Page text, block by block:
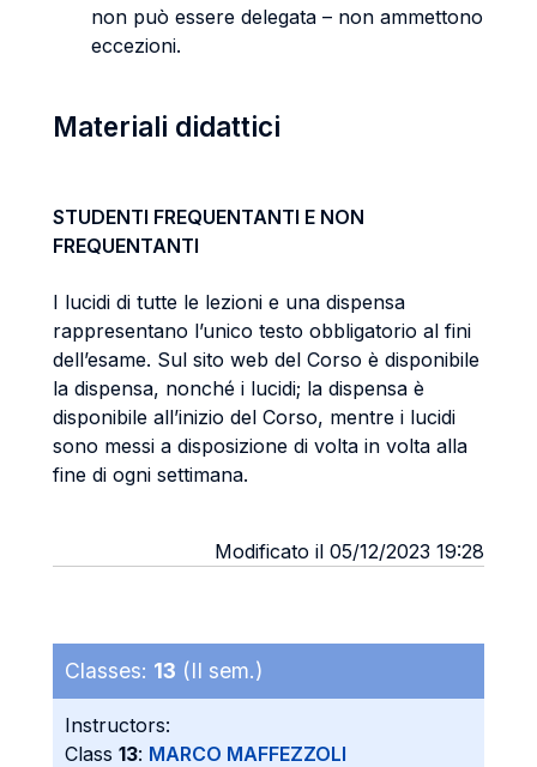
non può essere delegata – non ammettono
eccezioni.
Materiali didattici
STUDENTI FREQUENTANTI E NON
FREQUENTANTI
I lucidi di tutte le lezioni e una dispensa
rappresentano l’unico testo obbligatorio al fini
dell’esame. Sul sito web del Corso è disponibile
la dispensa, nonché i lucidi; la dispensa è
disponibile all’inizio del Corso, mentre i lucidi
sono messi a disposizione di volta in volta alla
fine di ogni settimana.
Modificato il 05/12/2023 19:28
Classes: 13 (II sem.)
Instructors:
Class 13: MARCO MAFFEZZOLI